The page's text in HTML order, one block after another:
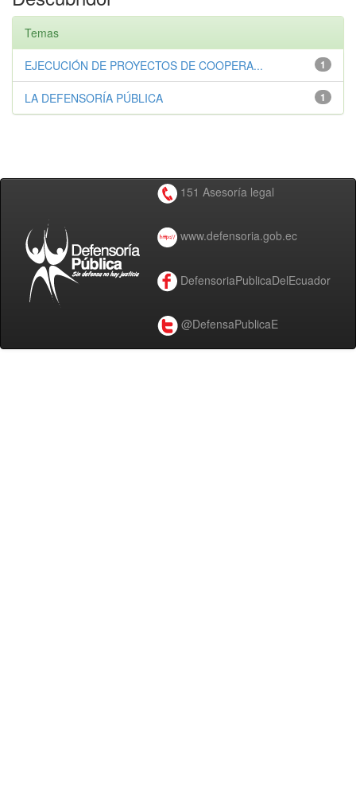
Temas
1
EJECUCIÓN DE PROYECTOS DE COOPERA...
1
LA DEFENSORÍA PÚBLICA
151 Asesoría legal
www.defensoria.gob.ec
DefensoriaPublicaDelEcuador
@DefensaPublicaE